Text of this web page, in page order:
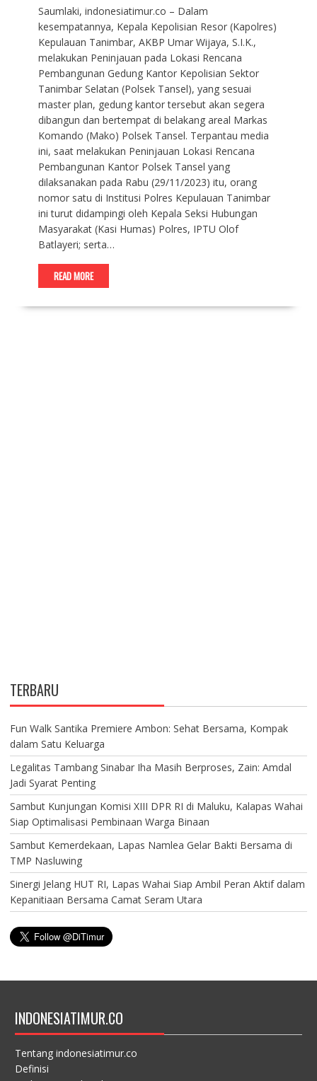
Saumlaki, indonesiatimur.co – Dalam
kesempatannya, Kepala Kepolisian Resor (Kapolres)
Kepulauan Tanimbar, AKBP Umar Wijaya, S.I.K.,
melakukan Peninjauan pada Lokasi Rencana
Pembangunan Gedung Kantor Kepolisian Sektor
Tanimbar Selatan (Polsek Tansel), yang sesuai
master plan, gedung kantor tersebut akan segera
dibangun dan bertempat di belakang areal Markas
Komando (Mako) Polsek Tansel. Terpantau media
ini, saat melakukan Peninjauan Lokasi Rencana
Pembangunan Kantor Polsek Tansel yang
dilaksanakan pada Rabu (29/11/2023) itu, orang
nomor satu di Institusi Polres Kepulauan Tanimbar
ini turut didampingi oleh Kepala Seksi Hubungan
Masyarakat (Kasi Humas) Polres, IPTU Olof
Batlayeri; serta…
READ MORE
TERBARU
Fun Walk Santika Premiere Ambon: Sehat Bersama, Kompak
dalam Satu Keluarga
Legalitas Tambang Sinabar Iha Masih Berproses, Zain: Amdal
Jadi Syarat Penting
Sambut Kunjungan Komisi XIII DPR RI di Maluku, Kalapas Wahai
Siap Optimalisasi Pembinaan Warga Binaan
Sambut Kemerdekaan, Lapas Namlea Gelar Bakti Bersama di
TMP Nasluwing
Sinergi Jelang HUT RI, Lapas Wahai Siap Ambil Peran Aktif dalam
Kepanitiaan Bersama Camat Seram Utara
INDONESIATIMUR.CO
Tentang indonesiatimur.co
Definisi